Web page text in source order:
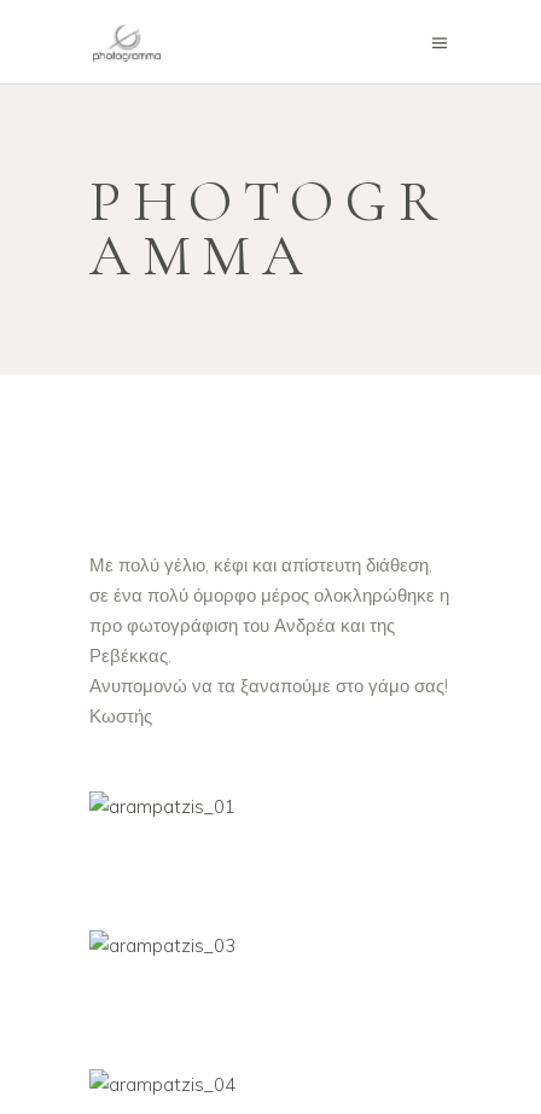
PHOTOGR
AMMA
Με πολύ γέλιο, κέφι και απίστευτη διάθεση,
σε ένα πολύ όμορφο μέρος ολοκληρώθηκε η
προ φωτογράφιση του Ανδρέα και της
Ρεβέκκας.
Ανυπομονώ να τα ξαναπούμε στο γάμο σας!
Κωστής